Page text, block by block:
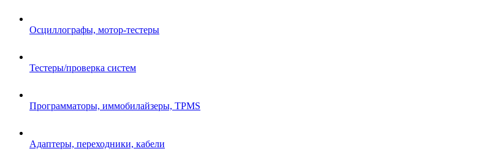
Осциллографы, мотор-тестеры
Тестеры/проверка систем
Программаторы, иммобилайзеры, TPMS
Адаптеры, переходники, кабели